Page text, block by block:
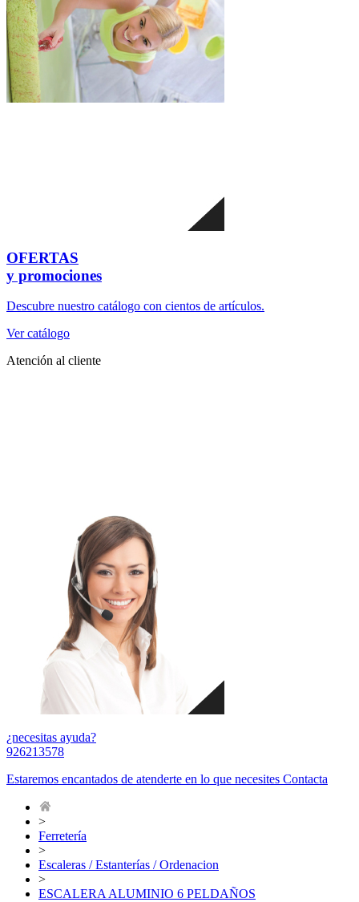
OFERTAS
y promociones
Descubre nuestro catálogo con cientos de artículos.
Ver catálogo
Atención al cliente
¿necesitas ayuda?
926213578
Estaremos encantados de atenderte en lo que necesites Contacta
>
Ferretería
>
Escaleras / Estanterías / Ordenacion
>
ESCALERA ALUMINIO 6 PELDAÑOS